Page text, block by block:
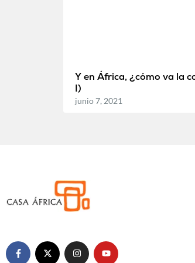
Y en África, ¿cómo va la
I)
junio 7, 2021